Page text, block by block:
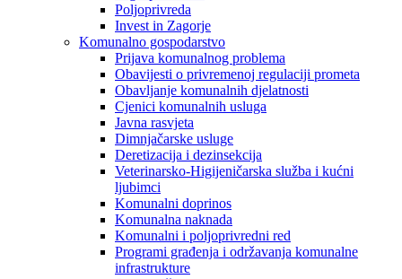
Poljoprivreda
Invest in Zagorje
Komunalno gospodarstvo
Prijava komunalnog problema
Obavijesti o privremenoj regulaciji prometa
Obavljanje komunalnih djelatnosti
Cjenici komunalnih usluga
Javna rasvjeta
Dimnjačarske usluge
Deretizacija i dezinsekcija
Veterinarsko-Higijeničarska služba i kućni
ljubimci
Komunalni doprinos
Komunalna naknada
Komunalni i poljoprivredni red
Programi građenja i održavanja komunalne
infrastrukture